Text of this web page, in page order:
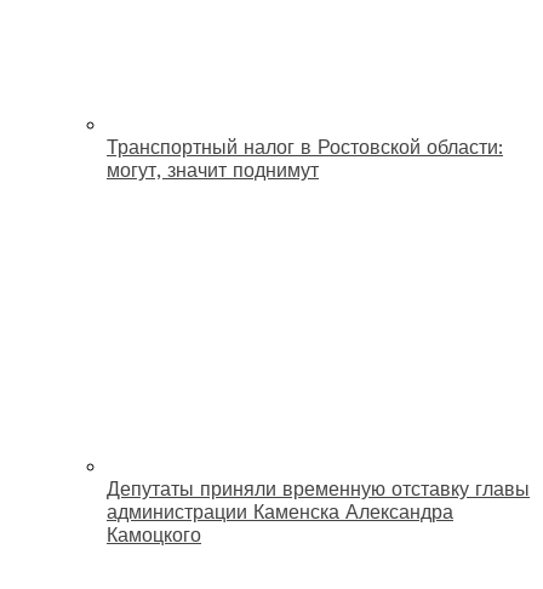
Транспортный налог в Ростовской области:
могут, значит поднимут
Депутаты приняли временную отставку главы
администрации Каменска Александра
Камоцкого